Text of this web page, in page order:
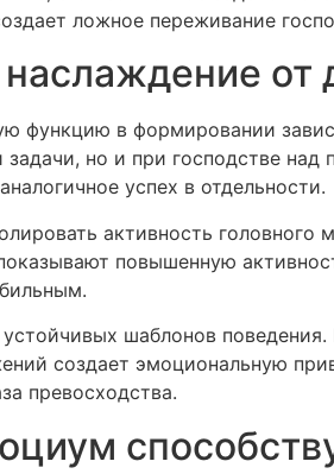
ложное переживание
от
функцию в формировании
но и при господстве над
успех в отдельности.
активность головного
повышенную
шаблонов
создает эмоциональную
превосходства.